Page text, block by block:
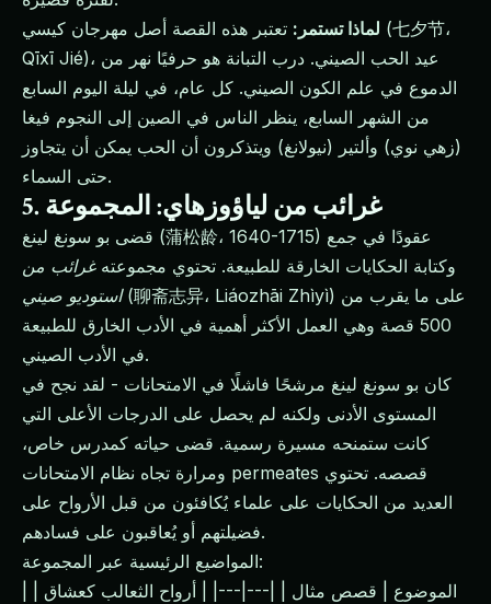
لماذا تستمر: تعتبر هذه القصة أصل مهرجان كيسي (七夕节،
Qīxī Jié)، عيد الحب الصيني. درب التبانة هو حرفيًا نهر من
الدموع في علم الكون الصيني. كل عام، في ليلة اليوم السابع
من الشهر السابع، ينظر الناس في الصين إلى النجوم فيغا
(زهي نوي) وألتير (نيولانغ) ويتذكرون أن الحب يمكن أن يتجاوز
حتى السماء.
5. غرائب من لياؤوزهاي: المجموعة
قضى بو سونغ لينغ (蒲松龄، 1640-1715) عقودًا في جمع
وكتابة الحكايات الخارقة للطبيعة. تحتوي مجموعتهغرائب من
استوديو صيني(聊斋志异، Liáozhāi Zhìyì) على ما يقرب من
500 قصة وهي العمل الأكثر أهمية في الأدب الخارق للطبيعة
في الأدب الصيني.
كان بو سونغ لينغ مرشحًا فاشلًا في الامتحانات - لقد نجح في
المستوى الأدنى ولكنه لم يحصل على الدرجات الأعلى التي
كانت ستمنحه مسيرة رسمية. قضى حياته كمدرس خاص،
ومرارة تجاه نظام الامتحانات permeates قصصه. تحتوي
العديد من الحكايات على علماء يُكافئون من قبل الأرواح على
فضيلتهم أو يُعاقبون على فسادهم.
المواضيع الرئيسية عبر المجموعة: